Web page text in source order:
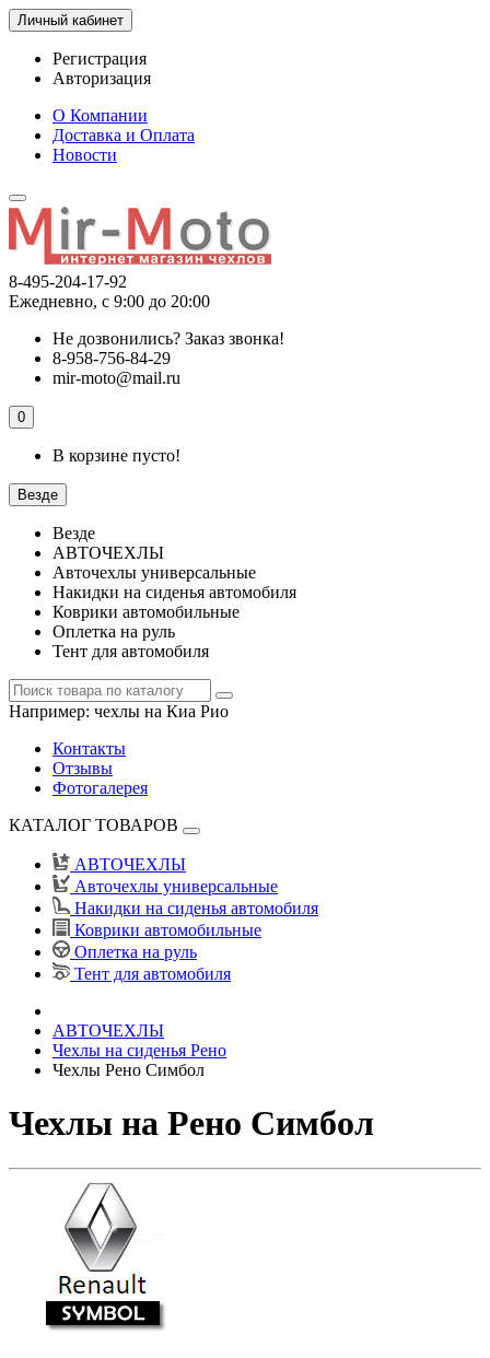
Личный кабинет
Регистрация
Авторизация
О Компании
Доставка и Оплата
Новости
8-495-204-17-92
Ежедневно, с 9:00 до 20:00
Не дозвонились? Заказ звонка!
8-958-756-84-29
mir-moto@mail.ru
0
В корзине пусто!
Везде
Везде
АВТОЧЕХЛЫ
Авточехлы универсальные
Накидки на сиденья автомобиля
Коврики автомобильные
Оплетка на руль
Тент для автомобиля
Например: чехлы на Киа Рио
Контакты
Отзывы
Фотогалерея
КАТАЛОГ ТОВАРОВ
АВТОЧЕХЛЫ
Авточехлы универсальные
Накидки на сиденья автомобиля
Коврики автомобильные
Оплетка на руль
Тент для автомобиля
АВТОЧЕХЛЫ
Чехлы на сиденья Рено
Чехлы Рено Симбол
Чехлы на Рено Симбол